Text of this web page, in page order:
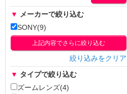
▼ メーカーで絞り込む
SONY(9)
上記内容でさらに絞り込む
絞り込みをクリア
▼ タイプで絞り込む
ズームレンズ(4)